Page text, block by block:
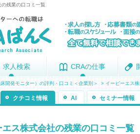
残業の口コミ一覧
求人検索
求人検索 CRAの仕事
CRAの仕事
開発モニター）の評判・口コミ＜企業別＞ > イーピーエス
クチコミ情報 AI セミナー情報
エス株式会社の残業の口コミ一覧